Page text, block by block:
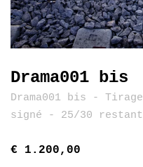
Drama001 bis
Drama001 bis -
signé - 25/30
€ 1.200,00